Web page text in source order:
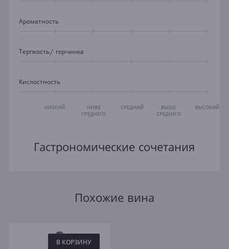
Ароматность
Терпкость/ горчинка
Кислостность
НИЗКИЙ
НИЖЕ
СРЕДНЕГО
СРЕДНИЙ
ВЫШЕ
СРЕДНЕГО
ВЫСОКИЙ
Гастрономические сочетания
Похожие вина
В КОРЗИНУ